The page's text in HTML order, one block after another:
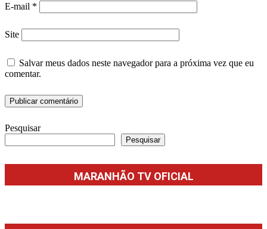
E-mail *
Site
Salvar meus dados neste navegador para a próxima vez que eu
comentar.
Pesquisar
Pesquisar
MARANHÃO TV OFICIAL